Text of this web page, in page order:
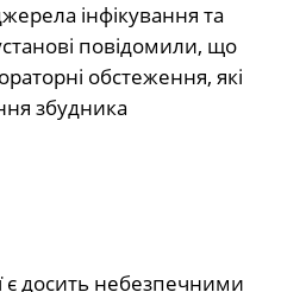
інфікування та
повідомили, що
обстеження, які
збудника
є досить небезпечними